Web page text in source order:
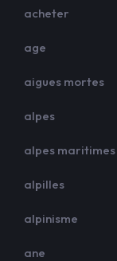
acheter
age
aigues mortes
alpes
alpes maritimes
alpilles
alpinisme
ane